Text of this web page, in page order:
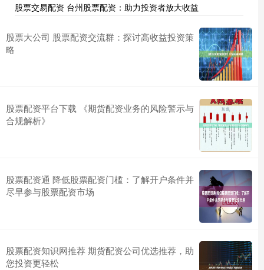
股票交易配资 台州股票配资：助力投资者放大收益
股票大公司 股票配资交流群：探讨高收益投资策
略
股票配资平台下载 《期货配资业务的风险警示与
合规解析》
股票配资通 降低股票配资门槛：了解开户条件并
尽早参与股票配资市场
股票配资知识网推荐 期货配资公司优选推荐，助
您投资更轻松